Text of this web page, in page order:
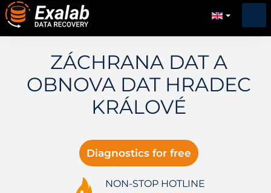
ZÁCHRANA DAT A
OBNOVA DAT HRADEC
KRÁLOVÉ
Diagnostics for free
NON-STOP HOTLINE